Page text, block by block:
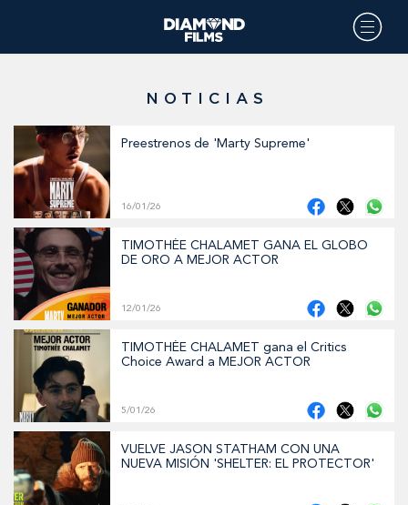
NOTICIAS
Preestrenos de 'Marty Supreme'
16/01/26
TIMOTHÉE CHALAMET GANA EL GLOBO
DE ORO A MEJOR ACTOR
12/01/26
TIMOTHÉE CHALAMET gana el Critics
Choice Award a MEJOR ACTOR
5/01/26
VUELVE JASON STATHAM CON UNA
NUEVA MISIÓN 'SHELTER: EL PROTECTOR'